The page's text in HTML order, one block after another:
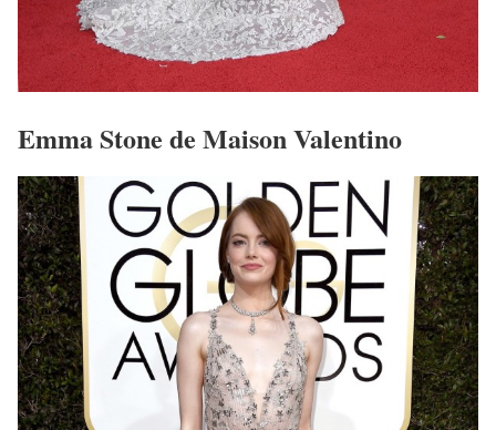
Emma Stone de Maison Valentino